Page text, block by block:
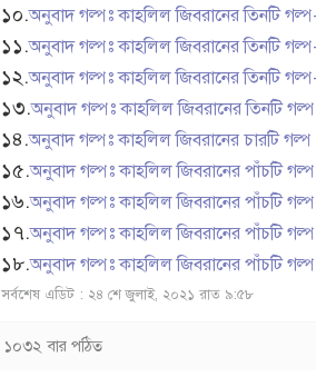
১০.অনুবাদ গল্পঃ কাহলিল জিবরানের তিনটি
১১.অনুবাদ গল্পঃ কাহলিল জিবরানের তিনটি
১২.অনুবাদ গল্পঃ কাহলিল জিবরানের তিনটি
১৩.অনুবাদ গল্পঃ কাহলিল জিবরানের তিনটি
১৪.অনুবাদ গল্পঃ কাহলিল জিবরানের চারটি গল্প
১৫.অনুবাদ গল্পঃ কাহলিল জিবরানের পাঁচটি
১৬.অনুবাদ গল্পঃ কাহলিল জিবরানের পাঁচটি
১৭.অনুবাদ গল্পঃ কাহলিল জিবরানের পাঁচটি
১৮.অনুবাদ গল্পঃ কাহলিল জিবরানের পাঁচটি
সর্বশেষ এডিট : ২৪ শে জুলাই, ২০২১ রাত ৯:৫৮
১০৩২ বার পঠিত